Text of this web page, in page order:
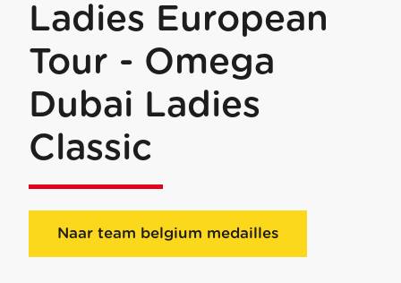
Ladies European
Tour - Omega
Dubai Ladies
Classic
Naar team belgium medailles